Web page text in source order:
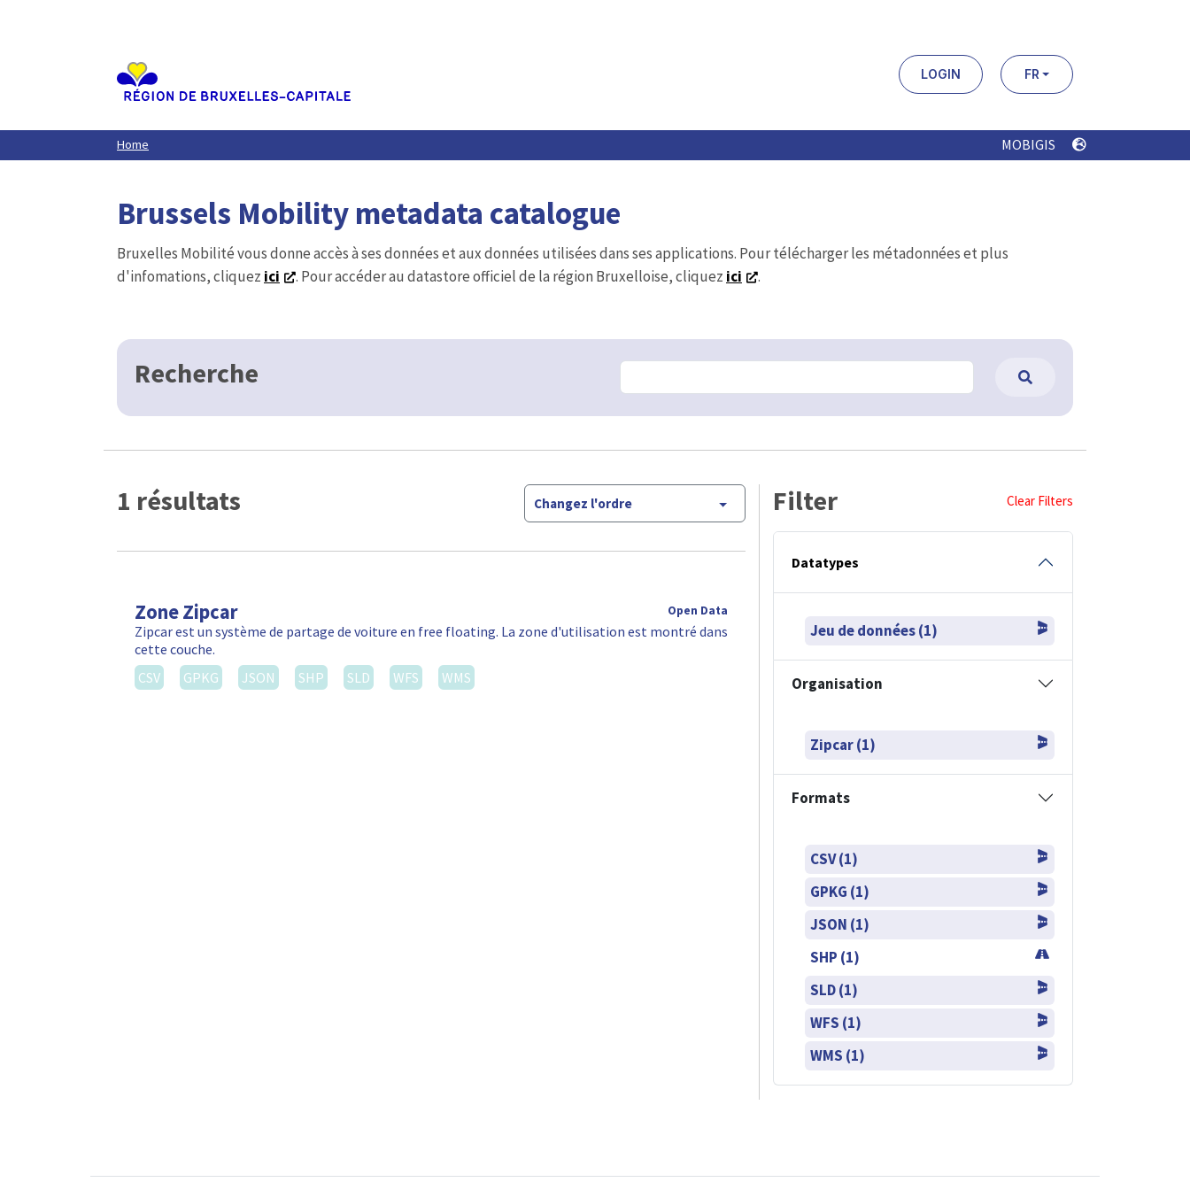
LOGIN FR
Home MOBIGIS
Brussels Mobility metadata catalogue
Bruxelles Mobilité vous donne accès à ses données et aux données utilisées dans ses applications. Pour télécharger les métadonnées et plus
d'infomations, cliquez ici . Pour accéder au datastore officiel de la région Bruxelloise, cliquez ici .
Recherche
1 résultats Changez l'ordre
Zone Zipcar Open Data
Zipcar est un système de partage de voiture en free floating. La zone d'utilisation est montré dans
cette couche.
CSV
GPKG JSON SHP SLD WFS WMS
Filter Clear Filters
Datatypes
Jeu de données (1)
Organisation
Zipcar (1)
Formats
CSV (1)
GPKG (1)
JSON (1)
SHP (1)
SLD (1)
WFS (1)
WMS (1)